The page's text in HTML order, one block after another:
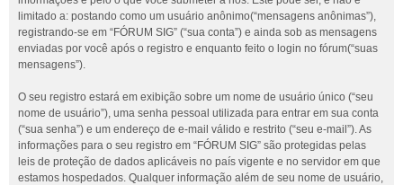
limitado a: postando como um usuário anônimo(“mensagens anônimas”),
registrando-se em “FÓRUM SIG” (“sua conta”) e ainda sob as mensagens
enviadas por você após o registro e enquanto feito o login no fórum(“suas
mensagens”).
O seu registro estará em exibição sobre um nome de usuário único (“seu
nome de usuário”), uma senha pessoal utilizada para entrar em sua conta
(“sua senha”) e um endereço de e-mail válido e restrito (“seu e-mail”). As
informações para o seu registro em “FÓRUM SIG” são protegidas pelas
leis de proteção de dados aplicáveis no país vigente e no servidor em que
estamos hospedados. Qualquer informação além de seu nome de usuário,